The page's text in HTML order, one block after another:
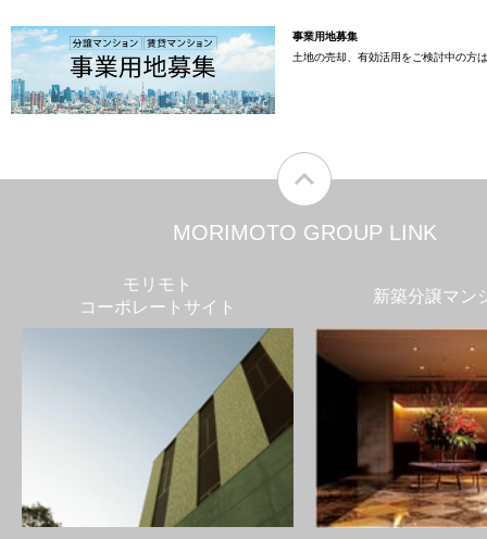
事業用地募集
土地の売却、有効活用をご検討中の方
MORIMOTO GROUP LINK
モリモト
コーポレートサイト
新築分譲マン